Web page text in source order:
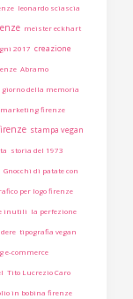
leonardo sciascia
meister eckhart
2017 creazione
Abramo
giorno della memoria
firenze
stampa vegan
storia del 1973
Gnocchi di patate con
per logo firenze
inutili la perfezione
tipografia vegan
e-commerce
Tito Lucrezio Caro
in bobina firenze